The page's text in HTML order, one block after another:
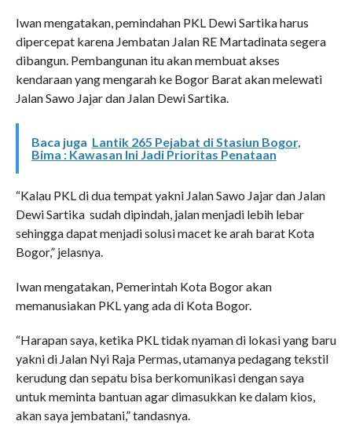
Iwan mengatakan, pemindahan PKL Dewi Sartika harus
dipercepat karena Jembatan Jalan RE Martadinata segera
dibangun. Pembangunan itu akan membuat akses
kendaraan yang mengarah ke Bogor Barat akan melewati
Jalan Sawo Jajar dan Jalan Dewi Sartika.
Baca juga Lantik 265 Pejabat di Stasiun Bogor,
Bima : Kawasan Ini Jadi Prioritas Penataan
“Kalau PKL di dua tempat yakni Jalan Sawo Jajar dan Jalan
Dewi Sartika sudah dipindah, jalan menjadi lebih lebar
sehingga dapat menjadi solusi macet ke arah barat Kota
Bogor,” jelasnya.
Iwan mengatakan, Pemerintah Kota Bogor akan
memanusiakan PKL yang ada di Kota Bogor.
“Harapan saya, ketika PKL tidak nyaman di lokasi yang baru
yakni di Jalan Nyi Raja Permas, utamanya pedagang tekstil
kerudung dan sepatu bisa berkomunikasi dengan saya
untuk meminta bantuan agar dimasukkan ke dalam kios,
akan saya jembatani,” tandasnya.